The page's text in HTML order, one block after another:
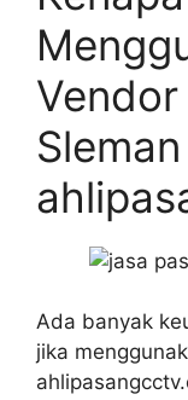
Ada banyak
jika